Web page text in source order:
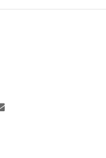
Linkedin
med E-post